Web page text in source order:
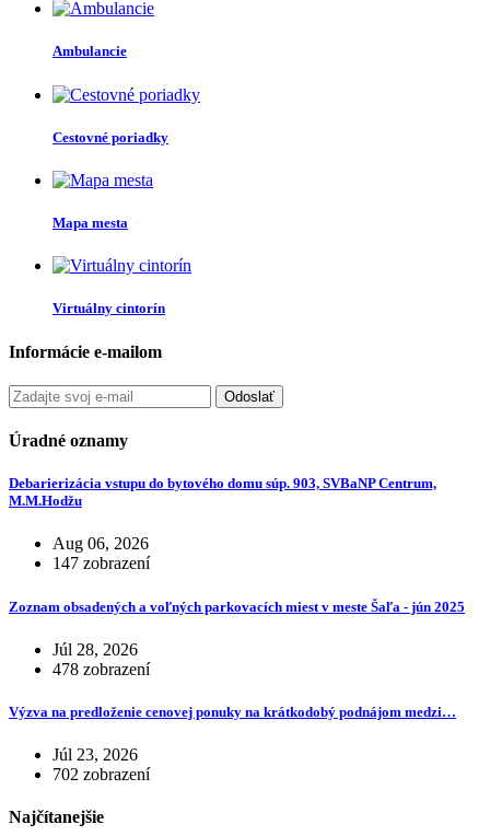
Ambulancie
Cestovné poriadky
Mapa mesta
Virtuálny cintorín
Informácie e-mailom
Odoslať
Úradné oznamy
Debarierizácia vstupu do bytového domu súp. 903, SVBaNP Centrum,
M.M.Hodžu
Aug 06, 2026
147 zobrazení
Zoznam obsadených a voľných parkovacích miest v meste Šaľa - jún 2025
Júl 28, 2026
478 zobrazení
Výzva na predloženie cenovej ponuky na krátkodobý podnájom medzi…
Júl 23, 2026
702 zobrazení
Najčítanejšie